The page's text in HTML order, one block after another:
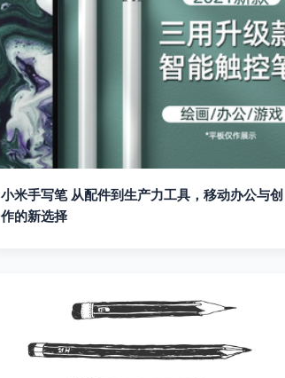
小米手写笔 从配件到生产力工具，移动办公与创
作的新选择